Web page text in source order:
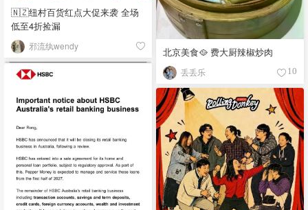
🇳🇿纽村百货红点大促来袭 全场
低至4折捡漏
邪流纨wendy
北京美食🥘 费大厨辣椒炒肉
丢丢乐 10